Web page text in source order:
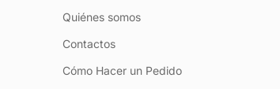
Quiénes somos
Contactos
Cómo Hacer un Pedido